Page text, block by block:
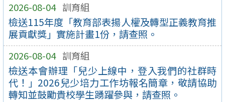
2026-08-04 訓育組
檢送115年度「教育部表揚人權及轉型正義教育推
展貢獻獎」實施計畫1份，請查照。
2026-08-04 訓育組
檢送本會辦理「兒少上線中，登入我們的社群時
代！」2026兒少培力工作坊報名簡章，敬請協助
轉知並鼓勵貴校學生踴躍參與，請查照。